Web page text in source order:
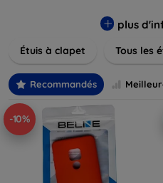
allant des modèles élégants
matériaux de haute qualité, y
parfait pour exprimer votre
durabilité de votre appareil.
plus
Étuis à clapet Tous les
Recommandés
-10%